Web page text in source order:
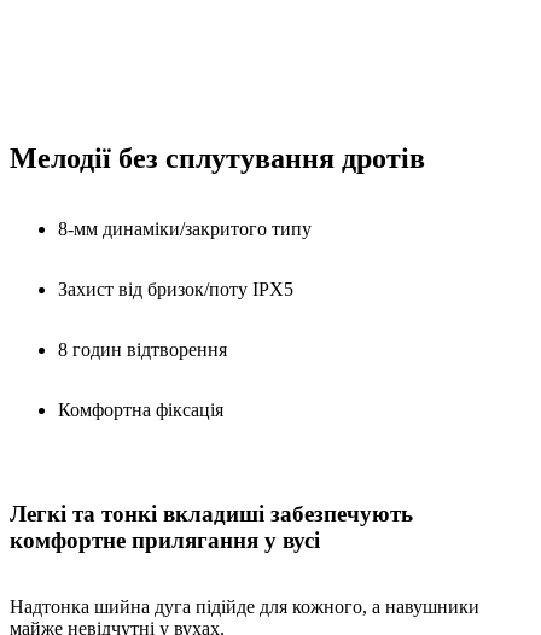
Мелодії без сплутування дротів
8-мм динаміки/закритого типу
Захист від бризок/поту IPX5
8 годин відтворення
Комфортна фіксація
Легкі та тонкі вкладиші забезпечують
комфортне прилягання у вусі
Надтонка шийна дуга підійде для кожного, а навушники
майже невідчутні у вухах.